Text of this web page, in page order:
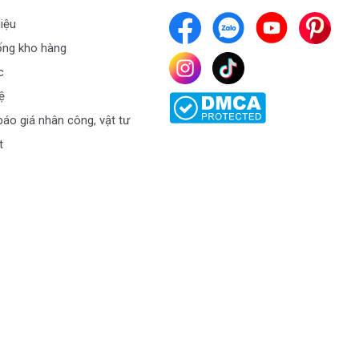
kho hàng
giá nhân công, vật tư